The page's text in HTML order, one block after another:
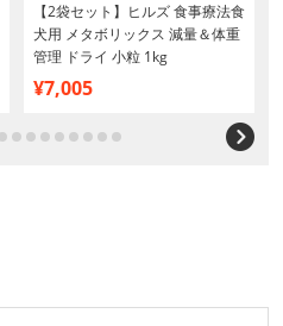
【2袋セット】ヒルズ 食事療法食
犬用 メタボリックス 減量＆体重
管理 ドライ 小粒 1kg
¥7,005